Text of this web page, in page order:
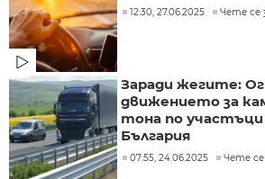
12:30, 27.06.2025 Чете се
Заради жегите:
движението за
тона по участъци
България
07:55, 24.06.2025 Чете се